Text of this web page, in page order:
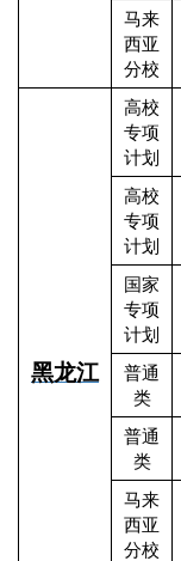
马来
西亚
分校
黑龙江
高校
专项
计划
高校
专项
计划
国家
专项
计划
普通
类
普通
类
马来
西亚
分校